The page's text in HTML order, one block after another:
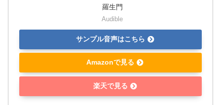
羅生門
Audible
サンプル音声はこちら
Amazonで見る
楽天で見る